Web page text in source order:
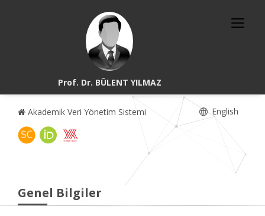
Prof. Dr. BÜLENT YILMAZ
Akademik Veri Yönetim Sistemi English
Genel Bilgiler